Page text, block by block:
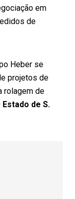
em
de
Heber se
projetos de
rolagem de
Estado de S.